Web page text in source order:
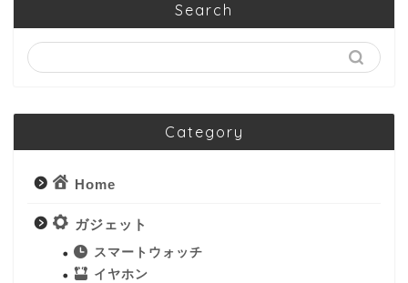
Search
Category
Home
ガジェット
スマートウォッチ
イヤホン